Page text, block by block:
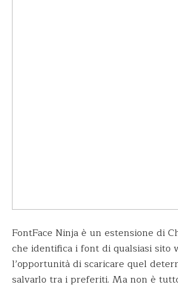
FontFace Ninja è un estensione di
che identifica i font di qualsiasi sito
l’opportunità di scaricare quel
salvarlo tra i preferiti. Ma non è